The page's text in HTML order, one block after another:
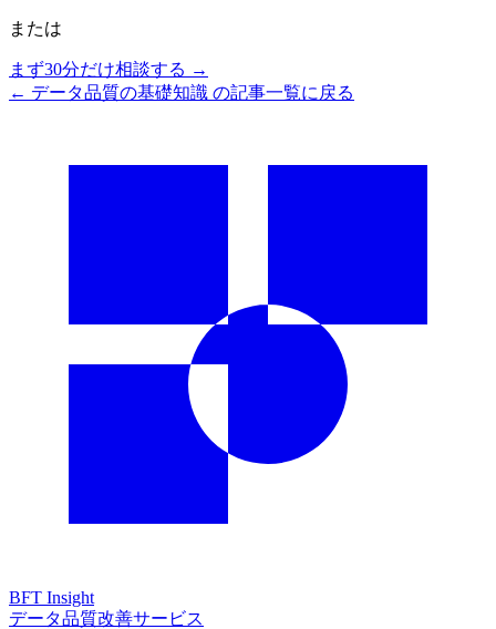
または
まず30分だけ相談する →
← データ品質の基礎知識 の記事一覧に戻る
BFT Insight
データ品質改善サービス